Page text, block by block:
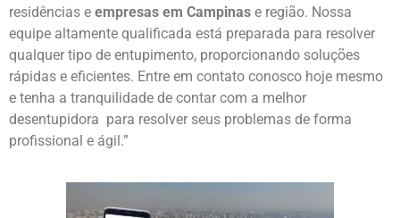
residências e empresas em Campinas e região. Nossa
equipe altamente qualificada está preparada para resolver
qualquer tipo de entupimento, proporcionando soluções
rápidas e eficientes. Entre em contato conosco hoje mesmo
e tenha a tranquilidade de contar com a melhor
desentupidora para resolver seus problemas de forma
profissional e ágil.”